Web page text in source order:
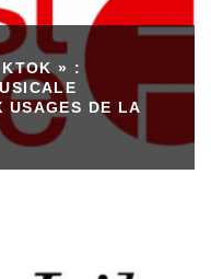
» :
USAGES DE LA